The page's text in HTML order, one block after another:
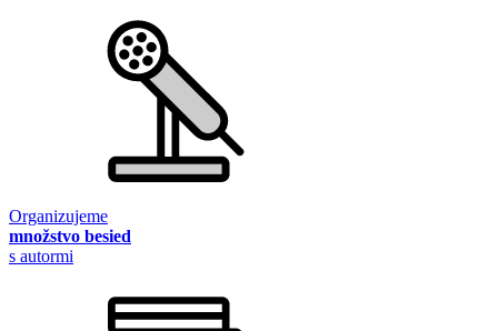
Organizujeme
množstvo besied
s autormi